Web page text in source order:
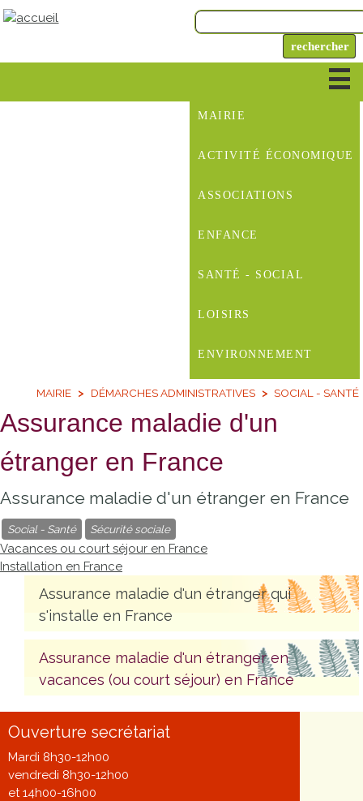
MAIRIE
ACTIVITÉ ÉCONOMIQUE
ASSOCIATIONS
ENFANCE
SANTÉ - SOCIAL
LOISIRS
ENVIRONNEMENT
MAIRIE DÉMARCHES ADMINISTRATIVES SOCIAL - SANTÉ
Assurance maladie d'un
étranger en France
Assurance maladie d'un étranger en France
Social - Santé Sécurité sociale
Vacances ou court séjour en France
Installation en France
Assurance maladie d'un étranger qui
s'installe en France
Assurance maladie d'un étranger en
vacances (ou court séjour) en France
Ouverture secrétariat
Mardi 8h30-12h00
vendredi 8h30-12h00
et 14h00-16h00